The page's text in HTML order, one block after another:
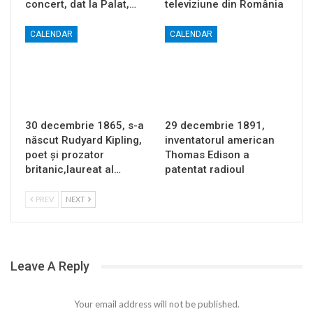
concert, dat la Palat,…
televiziune din România
CALENDAR
30 decembrie 1865, s-a
născut Rudyard Kipling,
poet și prozator
britanic,laureat al…
CALENDAR
29 decembrie 1891,
inventatorul american
Thomas Edison a
patentat radioul
PREV NEXT
Leave A Reply
Your email address will not be published.